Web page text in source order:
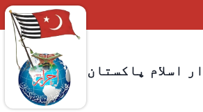
اسلام پاکستان